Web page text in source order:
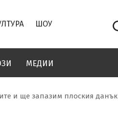
ШОУ
МЕДИИ
и ще запазим плоския данък